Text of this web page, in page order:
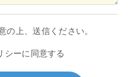
の上、送信ください。
シーに同意する